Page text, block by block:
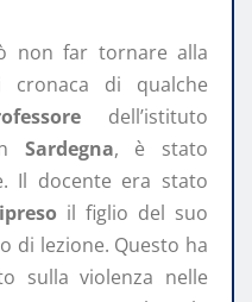
non far tornare alla
di qualche
dell’istituto
Sardegna, è stato
Il docente era stato
il figlio del suo
di lezione. Questo ha
sulla violenza nelle